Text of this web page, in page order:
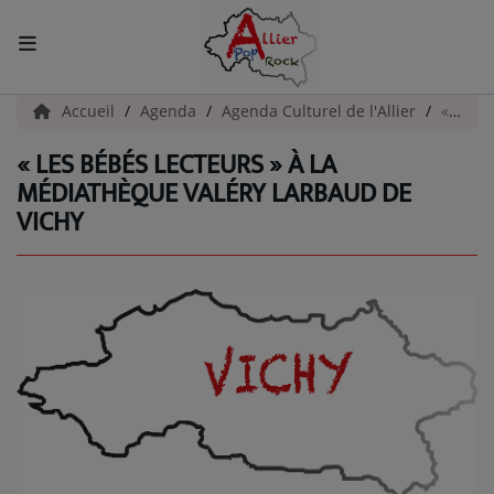
ACCUEIL
Actualités
INFOS - ALLIER
INFOS POP ROCK
La Radio
EMISSIONS
Accueil Agenda Agenda Culturel de l'Allier « Les bébés lecteurs » à la Médiathèque Valéry Larbaud de Vichy
« LES BÉBÉS LECTEURS » À LA
MÉDIATHÈQUE VALÉRY LARBAUD DE
VICHY